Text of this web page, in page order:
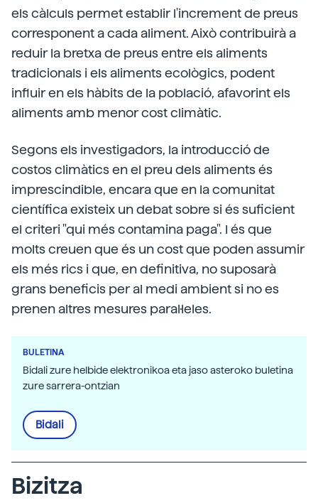
els càlculs permet establir l'increment de preus
corresponent a cada aliment. Això contribuirà a
reduir la bretxa de preus entre els aliments
tradicionals i els aliments ecològics, podent
influir en els hàbits de la població, afavorint els
aliments amb menor cost climàtic.
Segons els investigadors, la introducció de
costos climàtics en el preu dels aliments és
imprescindible, encara que en la comunitat
científica existeix un debat sobre si és suficient
el criteri "qui més contamina paga". I és que
molts creuen que és un cost que poden assumir
els més rics i que, en definitiva, no suposarà
grans beneficis per al medi ambient si no es
prenen altres mesures paral·leles.
BULETINA
Bidali zure helbide elektronikoa eta jaso asteroko buletina
zure sarrera-ontzian
Bidali
Bizitza